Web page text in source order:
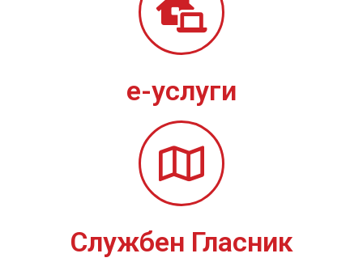
е-услуги
Службен Гласник